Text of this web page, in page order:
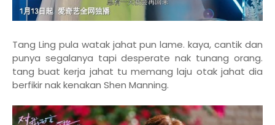
Tang Ling pula watak jahat pun lame. kaya, cantik dan
punya segalanya tapi desperate nak tunang orang.
tang buat kerja jahat tu memang laju otak jahat dia
berfikir nak kenakan Shen Manning.